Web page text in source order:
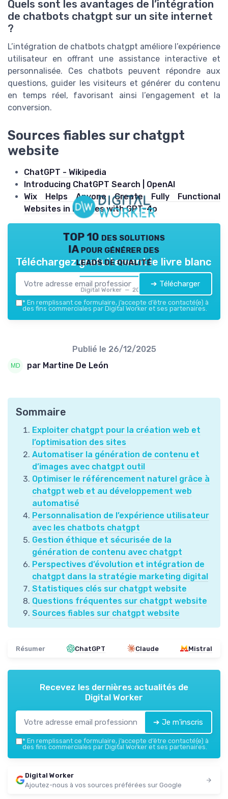
Quels sont les avantages de l’intégration
de chatbots chatgpt sur un site internet
?
L’intégration de chatbots chatgpt améliore l’expérience
utilisateur en offrant une assistance interactive et
personnalisée. Ces chatbots peuvent répondre aux
questions, guider les visiteurs et générer du contenu
en temps réel, favorisant ainsi l’engagement et la
conversion.
Sources fiables sur chatgpt
website
ChatGPT - Wikipedia
Introducing ChatGPT Search | OpenAI
Wix Helps Anyone Create Fully Functional
Websites in Minutes with GPT-4o
TOP 10 des solutions
IA pour générer des
leads de qualité
Digital Worker — 2026
Téléchargez gratuitement le livre blanc
➔ Télécharger
* En remplissant ce formulaire, j’accepte d’être contacté(e) à
des fins commerciales par Digital Worker et ses partenaires.
Publié le 26/12/2025
par Martine De León
Sommaire
Exploiter chatgpt pour la création web et
l’optimisation des sites
Automatiser la génération de contenu et
d’images avec chatgpt outil
Optimiser le référencement naturel grâce à
chatgpt web et au développement web
automatisé
Personnalisation de l’expérience utilisateur
avec les chatbots chatgpt
Gestion éthique et sécurisée de la
génération de contenu avec chatgpt
Perspectives d’évolution et intégration de
chatgpt dans la stratégie marketing digital
Statistiques clés sur chatgpt website
Questions fréquentes sur chatgpt website
Sources fiables sur chatgpt website
Résumer ChatGPT Claude Mistral
Recevez les dernières actualités de
Digital Worker
➔ Je m'inscris
* En remplissant ce formulaire, j’accepte d’être contacté(e) à
des fins commerciales par Digital Worker et ses partenaires.
Digital Worker
Ajoutez-nous à vos sources préférées sur Google